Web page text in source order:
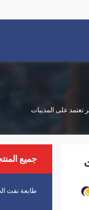
تعتمد على المذيبات
جميع
طابعة نفث